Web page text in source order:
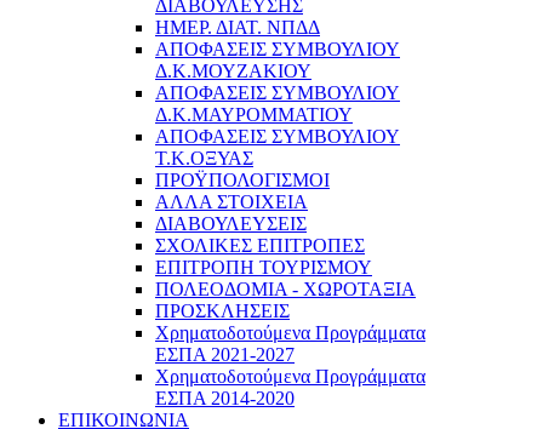
ΔΙΑΒΟΥΛΕΥΣΗΣ
ΗΜΕΡ. ΔΙΑΤ. ΝΠΔΔ
ΑΠΟΦΑΣΕΙΣ ΣΥΜΒΟΥΛΙΟΥ
Δ.Κ.ΜΟΥΖΑΚΙΟΥ
ΑΠΟΦΑΣΕΙΣ ΣΥΜΒΟΥΛΙΟΥ
Δ.Κ.ΜΑΥΡΟΜΜΑΤΙΟΥ
ΑΠΟΦΑΣΕΙΣ ΣΥΜΒΟΥΛΙΟΥ
Τ.Κ.ΟΞΥΑΣ
ΠΡΟΫΠΟΛΟΓΙΣΜΟΙ
ΑΛΛΑ ΣΤΟΙΧΕΙΑ
ΔΙΑΒΟΥΛΕΥΣΕΙΣ
ΣΧΟΛΙΚΕΣ ΕΠΙΤΡΟΠΕΣ
ΕΠΙΤΡΟΠΗ ΤΟΥΡΙΣΜΟΥ
ΠΟΛΕΟΔΟΜΙΑ - ΧΩΡΟΤΑΞΙΑ
ΠΡΟΣΚΛΗΣΕΙΣ
Χρηματοδοτούμενα Προγράμματα
ΕΣΠΑ 2021-2027
Χρηματοδοτούμενα Προγράμματα
ΕΣΠΑ 2014-2020
ΕΠΙΚΟΙΝΩΝΙΑ